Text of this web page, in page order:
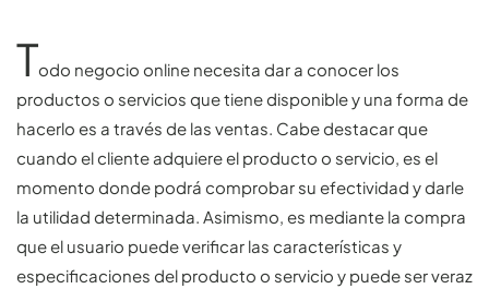
Todo negocio online necesita dar a conocer los
productos o servicios que tiene disponible y una forma de
hacerlo es a través de las ventas. Cabe destacar que
cuando el cliente adquiere el producto o servicio, es el
momento donde podrá comprobar su efectividad y darle
la utilidad determinada. Asimismo, es mediante la compra
que el usuario puede verificar las características y
especificaciones del producto o servicio y puede ser veraz